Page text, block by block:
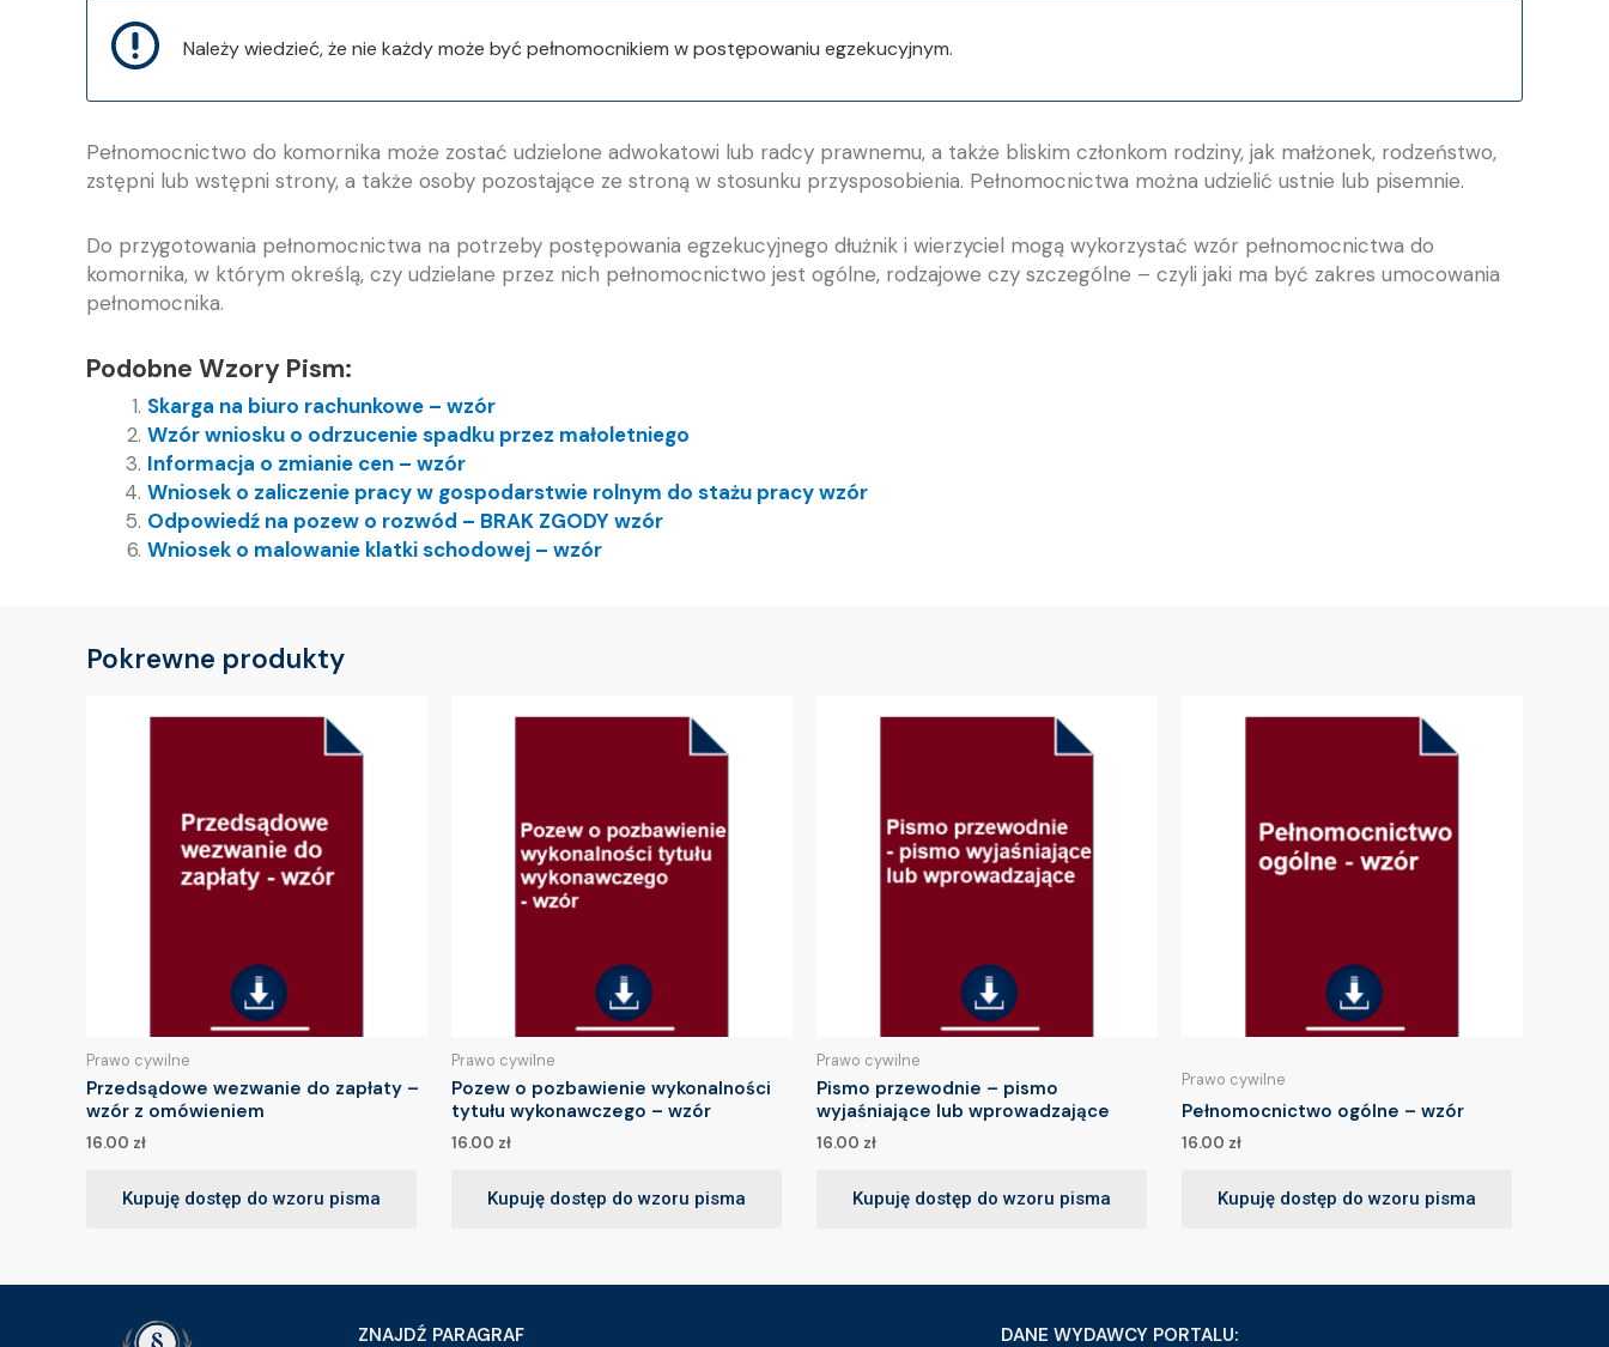
Należy wiedzieć, że nie każdy może być pełnomocnikiem w postępowaniu egzekucyjnym.
Pełnomocnictwo do komornika może zostać udzielone adwokatowi lub radcy prawnemu, a także bliskim członkom rodziny, jak małżonek, rodzeństwo,
zstępni lub wstępni strony, a także osoby pozostające ze stroną w stosunku przysposobienia. Pełnomocnictwa można udzielić ustnie lub pisemnie.
Do przygotowania pełnomocnictwa na potrzeby postępowania egzekucyjnego dłużnik i wierzyciel mogą wykorzystać wzór pełnomocnictwa do
komornika, w którym określą, czy udzielane przez nich pełnomocnictwo jest ogólne, rodzajowe czy szczególne – czyli jaki ma być zakres umocowania
pełnomocnika.
Podobne Wzory Pism:
Skarga na biuro rachunkowe – wzór
Wzór wniosku o odrzucenie spadku przez małoletniego
Informacja o zmianie cen – wzór
Wniosek o zaliczenie pracy w gospodarstwie rolnym do stażu pracy wzór
Odpowiedź na pozew o rozwód – BRAK ZGODY wzór
Wniosek o malowanie klatki schodowej – wzór
Pokrewne produkty
Prawo cywilne
Przedsądowe wezwanie do zapłaty –
wzór z omówieniem
16.00 zł
Kupuję dostęp do wzoru pisma
Prawo cywilne
Pozew o pozbawienie wykonalności
tytułu wykonawczego – wzór
16.00 zł
Kupuję dostęp do wzoru pisma
Prawo cywilne
Pismo przewodnie – pismo
wyjaśniające lub wprowadzające
16.00 zł
Kupuję dostęp do wzoru pisma
Prawo cywilne
Pełnomocnictwo ogólne – wzór
16.00 zł
Kupuję dostęp do wzoru pisma
ZNAJDŹ PARAGRAF DANE WYDAWCY PORTALU: